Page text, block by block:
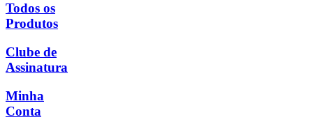
Todos os
Produtos
Clube de
Assinatura
Minha
Conta